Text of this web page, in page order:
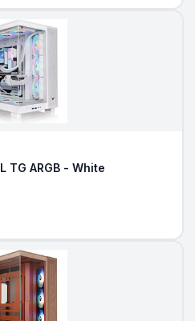
TG ARGB - White